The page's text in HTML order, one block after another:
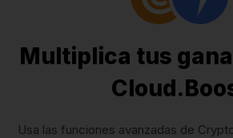
Multiplica tus
Usa las funciones avanzadas de